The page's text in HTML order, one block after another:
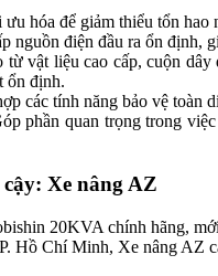
ưu hóa để giảm thiểu tổn
nguồn điện đầu ra ổn định,
từ vật liệu cao cấp, cuộn
ổn định.
các tính năng bảo vệ toàn
phần quan trọng trong
Xe nâng AZ
20KVA chính hãng,
Hồ Chí Minh, Xe nâng AZ